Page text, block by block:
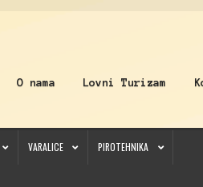
O nama Lovni Turizam
VARALICE PIROTEHNIKA